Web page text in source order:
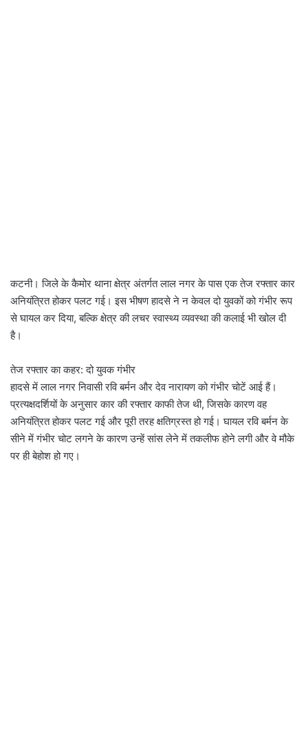
कटनी। जिले के कैमोर थाना क्षेत्र अंतर्गत लाल नगर के पास एक तेज रफ्तार कार
अनियंत्रित होकर पलट गई। इस भीषण हादसे ने न केवल दो युवकों को गंभीर रूप
से घायल कर दिया, बल्कि क्षेत्र की लचर स्वास्थ्य व्यवस्था की कलाई भी खोल दी
है।
तेज रफ्तार का कहर: दो युवक गंभीर
हादसे में लाल नगर निवासी रवि बर्मन और देव नारायण को गंभीर चोटें आई हैं।
प्रत्यक्षदर्शियों के अनुसार कार की रफ्तार काफी तेज थी, जिसके कारण वह
अनियंत्रित होकर पलट गई और पूरी तरह क्षतिग्रस्त हो गई। घायल रवि बर्मन के
सीने में गंभीर चोट लगने के कारण उन्हें सांस लेने में तकलीफ होने लगी और वे मौके
पर ही बेहोश हो गए।